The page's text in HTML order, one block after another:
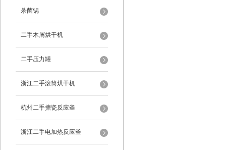
杀菌锅
二手木屑烘干机
二手压力罐
浙江二手滚筒烘干机
杭州二手搪瓷反应釜
浙江二手电加热反应釜